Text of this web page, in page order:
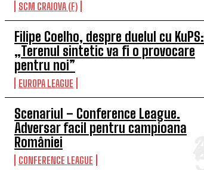
SCM CRAIOVA (F)
Filipe Coelho, despre duelul cu KuPS:
„Terenul sintetic va fi o provocare
pentru noi”
EUROPA LEAGUE
Scenariul – Conference League.
Adversar facil pentru campioana
României
CONFERENCE LEAGUE